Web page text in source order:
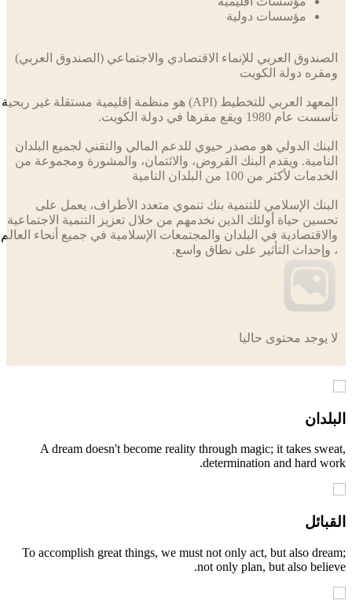
مؤسسات دولية
العربي للإنماء الاقتصادي والاجتماعي (الصندوق العربي)
دولة الكويت
المعهد العربي للتخطيط (API) هو منظمة إقليمية مستقلة غير ربحية
ويقع مقرها في دولة الكويت.
الدولي هو مصدر حيوي للدعم المالي والتقني لجميع البلدان
ويقدم البنك القروض، والائتمان، والمشورة ومجموعة من
لأكثر من 100 من البلدان النامية
الإسلامي للتنمية بنك تنموي متعدد الأطراف، يعمل على
حياة أولئك الذين نخدمهم من خلال تعزيز التنمية الاجتماعية
في البلدان والمجتمعات الإسلامية في جميع أنحاء العالم
التأثير على نطاق واسع.
محتوى حاليا
A dream doesn't become reality through magic; it takes
determination and hard
To accomplish great things, we must not only act, but also
not only plan, but also